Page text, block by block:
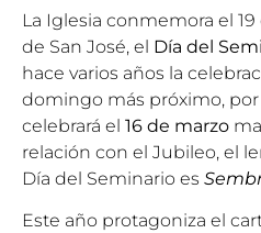
La Iglesia conmemora el
de San José, el Día del
hace varios años la
domingo más próximo,
celebrará el 16 de marzo
relación con el Jubileo, el
Día del Seminario es
Este año protagoniza el